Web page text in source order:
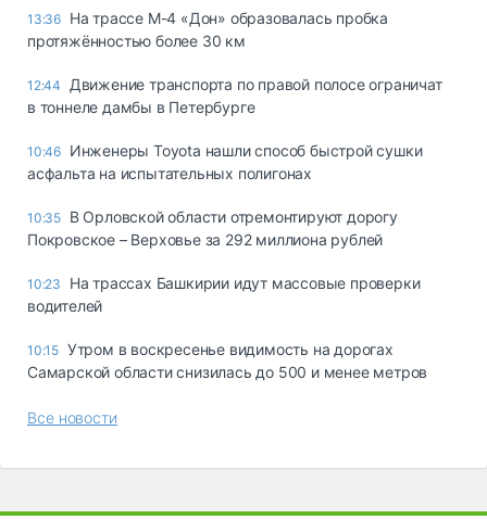
13:36 На трассе М-4 «Дон» образовалась пробка
протяжённостью более 30 км
12:44
Движение транспорта по правой полосе ограничат
в тоннеле дамбы в Петербурге
10:46 Инженеры Toyota нашли способ быстрой сушки
асфальта на испытательных полигонах
10:35 В Орловской области отремонтируют дорогу
Покровское – Верховье за 292 миллиона рублей
10:23
На трассах Башкирии идут массовые проверки
водителей
10:15 Утром в воскресенье видимость на дорогах
Самарской области снизилась до 500 и менее метров
Все новости